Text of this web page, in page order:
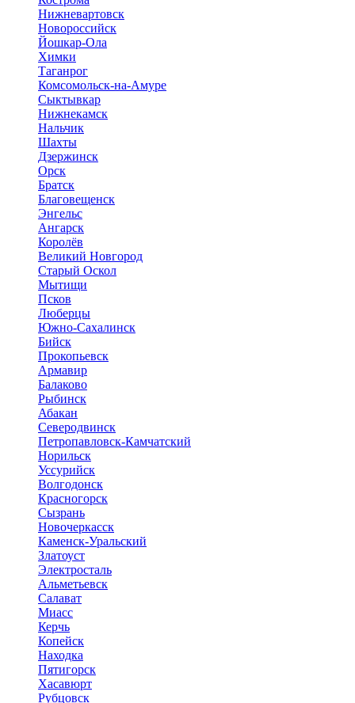
Нижневартовск
Новороссийск
Йошкар-Ола
Химки
Таганрог
Комсомольск-на-Амуре
Сыктывкар
Нижнекамск
Нальчик
Шахты
Дзержинск
Орск
Братск
Благовещенск
Энгельс
Ангарск
Королёв
Великий Новгород
Старый Оскол
Мытищи
Псков
Люберцы
Южно-Сахалинск
Бийск
Прокопьевск
Армавир
Балаково
Рыбинск
Абакан
Северодвинск
Петропавловск-Камчатский
Норильск
Уссурийск
Волгодонск
Красногорск
Сызрань
Новочеркасск
Каменск-Уральский
Златоуст
Электросталь
Альметьевск
Салават
Миасс
Керчь
Копейск
Находка
Пятигорск
Хасавюрт
Рубцовск